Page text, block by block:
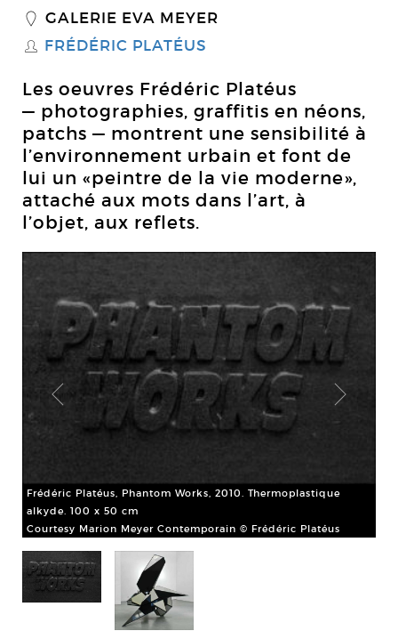
_ GALERIE EVA MEYER
S FRÉDÉRIC PLATÉUS
Les oeuvres Frédéric Platéus
— photographies, graffitis en néons,
patchs — montrent une sensibilité à
l’environnement urbain et font de
lui un «peintre de la vie moderne»,
attaché aux mots dans l’art, à
l’objet, aux reflets.
Frédéric Platéus, Phantom Works, 2010. Thermoplastique
alkyde. 100 x 50 cm
Courtesy Marion Meyer Contemporain © Frédéric Platéus